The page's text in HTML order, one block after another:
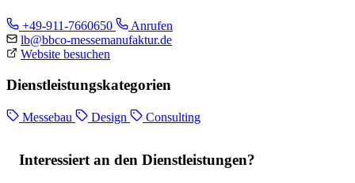
+49-911-7660650
Anrufen
lb@bbco-messemanufaktur.de
Website besuchen
Dienstleistungskategorien
Messebau Design Consulting
Interessiert an den Dienstleistungen?